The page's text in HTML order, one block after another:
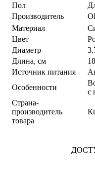
Пол
Производитель
Материал
Цвет
Диаметр
Длина, см
18
Источник питания
Особенности
с
Страна-
производитель
товара